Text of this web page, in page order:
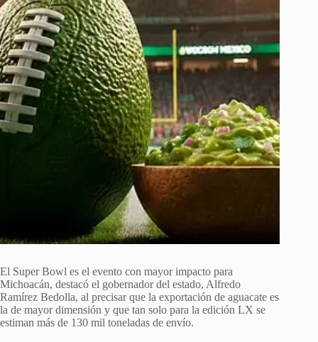
El Super Bowl es el evento con mayor impacto para
Michoacán, destacó el gobernador del estado, Alfredo
Ramírez Bedolla, al precisar que la exportación de aguacate es
la de mayor dimensión y que tan solo para la edición LX se
estiman más de 130 mil toneladas de envío.